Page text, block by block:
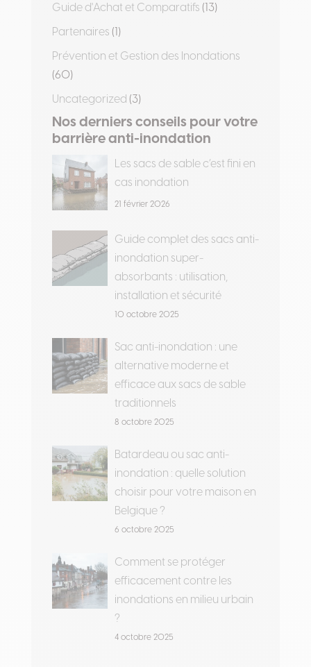
Guide d'Achat et Comparatifs (13)
Partenaires (1)
Prévention et Gestion des Inondations
(60)
Uncategorized (3)
Nos derniers conseils pour votre
barrière anti-inondation
Les sacs de sable c’est fini en
cas inondation
21 février 2026
Guide complet des sacs anti-
inondation super-
absorbants : utilisation,
installation et sécurité
10 octobre 2025
Sac anti-inondation : une
alternative moderne et
efficace aux sacs de sable
traditionnels
8 octobre 2025
Batardeau ou sac anti-
inondation : quelle solution
choisir pour votre maison en
Belgique ?
6 octobre 2025
Comment se protéger
efficacement contre les
inondations en milieu urbain
?
4 octobre 2025